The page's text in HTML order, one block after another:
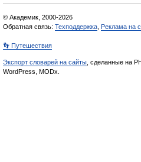
© Академик, 2000-2026
Обратная связь: Техподдержка Реклама на
👣 Путешествия
Экспорт словарей на сайты , сделанные на
WordPress, MODx.